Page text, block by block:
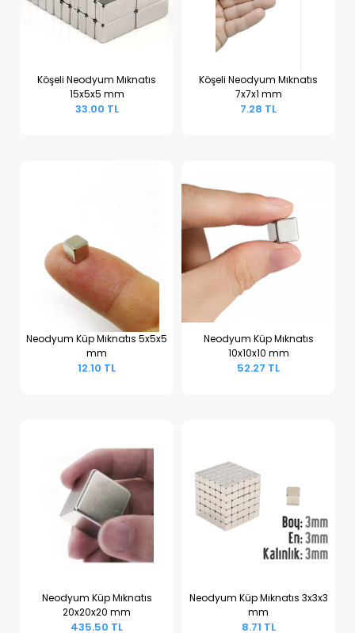
Sepete Ekle
Köşeli Neodyum Mıknatıs
15x5x5 mm
33.00 TL
Sepete Ekle
Köşeli Neodyum Mıknatıs
7x7x1 mm
7.28 TL
Sepete Ekle
Neodyum Küp Mıknatıs 5x5x5
mm
12.10 TL
Sepete Ekle
Neodyum Küp Mıknatıs
10x10x10 mm
52.27 TL
Sepete Ekle
Neodyum Küp Mıknatıs
20x20x20 mm
435.50 TL
Sepete Ekle
Neodyum Küp Mıknatıs 3x3x3
mm
8.71 TL